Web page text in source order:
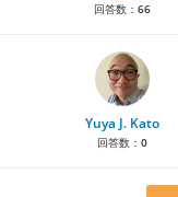
回答数： 66
Yuya J. Kato
回答数： 0